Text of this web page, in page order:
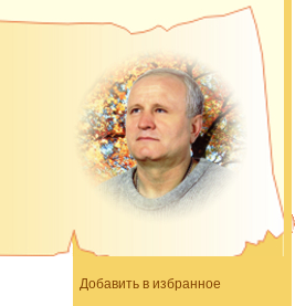
Добавить в избранное